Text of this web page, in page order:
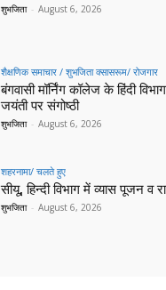
शुभजिता - August 6, 2026
शैक्षणिक समाचार / शुभजिता क्सासरूम/ रोजगार
बंगवासी मॉर्निंग कॉलेज के हिंदी
जयंती पर संगोष्ठी
शुभजिता - August 6, 2026
शहरनामा/ चलते हुए
सीयू, हिन्दी विभाग में व्यास पूजन व
शुभजिता - August 6, 2026